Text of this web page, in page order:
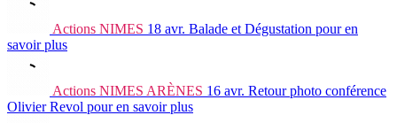
Actions NIMES 18 avr. Balade et Dégustation pour en
savoir plus
Actions NIMES ARÈNES 16 avr. Retour photo conférence
Olivier Revol pour en savoir plus